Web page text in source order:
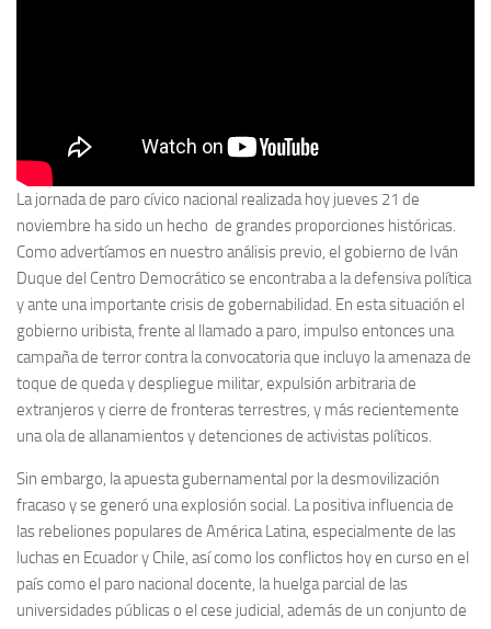
La jornada de paro cívico nacional realizada hoy jueves 21 de
noviembre ha sido un hecho de grandes proporciones históricas.
Como advertíamos en nuestro análisis previo, el gobierno de Iván
Duque del Centro Democrático se encontraba a la defensiva política
y ante una importante crisis de gobernabilidad. En esta situación el
gobierno uribista, frente al llamado a paro, impulso entonces una
campaña de terror contra la convocatoria que incluyo la amenaza de
toque de queda y despliegue militar, expulsión arbitraria de
extranjeros y cierre de fronteras terrestres, y más recientemente
una ola de allanamientos y detenciones de activistas políticos.
Sin embargo, la apuesta gubernamental por la desmovilización
fracaso y se generó una explosión social. La positiva influencia de
las rebeliones populares de América Latina, especialmente de las
luchas en Ecuador y Chile, así como los conflictos hoy en curso en el
país como el paro nacional docente, la huelga parcial de las
universidades públicas o el cese judicial, además de un conjunto de